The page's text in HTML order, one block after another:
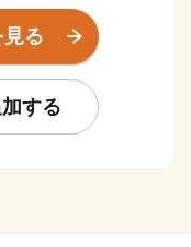
世界の絶景』と評
しいネモフィラが
緑のグラデーショ
』として一面を真
る
する